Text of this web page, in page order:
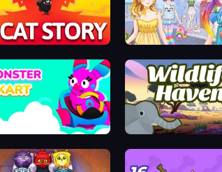
Army: A Cat Story Anime Kawaii Dress Up